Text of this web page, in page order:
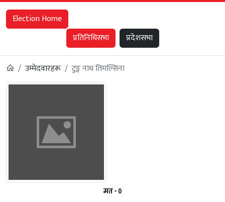
Election Home
प्रतिनिधिसभा
प्रदेशसभा
उम्मेदवारहरू टुङ्ग नाथ तिमल्सिना
मत - 0